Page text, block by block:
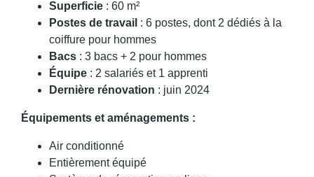
Superficie : 60 m²
Postes de travail : 6 postes, dont 2 dédiés à la
coiffure pour hommes
Bacs : 3 bacs + 2 pour hommes
Équipe : 2 salariés et 1 apprenti
Dernière rénovation : juin 2024
Équipements et aménagements :
Air conditionné
Entièrement équipé